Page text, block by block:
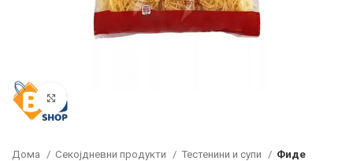
Click to enlarge
Дома Секојдневни продукти Тестенини и супи Фиде